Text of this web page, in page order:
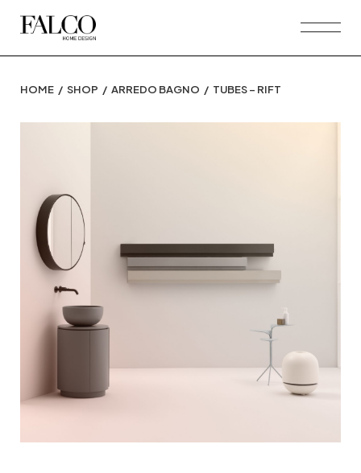
HOME SHOP ARREDO BAGNO TUBES – RIFT